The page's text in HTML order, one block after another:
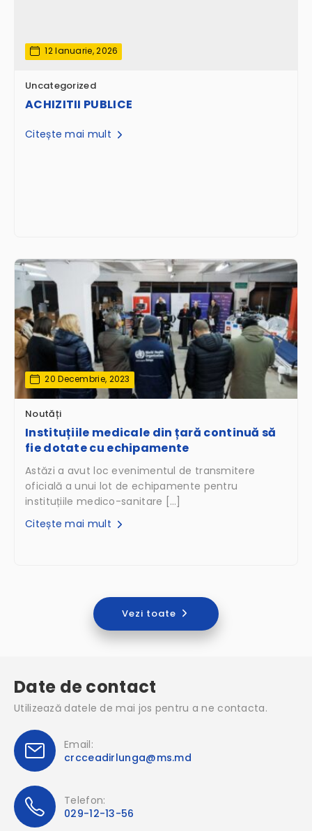
12 Ianuarie, 2026
Uncategorized
ACHIZITII PUBLICE
Citește mai mult
20 Decembrie, 2023
Noutăți
Instituțiile medicale din țară continuă să
fie dotate cu echipamente
Astăzi a avut loc evenimentul de transmitere
oficială a unui lot de echipamente pentru
instituțiile medico-sanitare […]
Citește mai mult
Vezi toate
Date de contact
Utilizează datele de mai jos pentru a ne contacta.
Email:
crcceadirlunga@ms.md
Telefon:
029-12-13-56